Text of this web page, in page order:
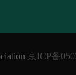
京ICP备